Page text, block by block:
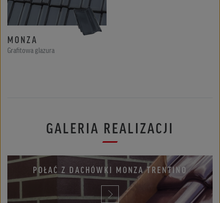
MONZA
Grafitowa glazura
GALERIA REALIZACJI
POŁAĆ Z DACHÓWKI MONZA TRENTINO